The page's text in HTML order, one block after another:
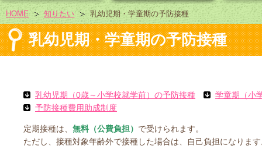
HOME 知りたい 乳幼児期・学童期の予防接種
乳幼児期・学童期の予防接種
乳幼児期（0歳～小学校就学前）の予防接種
学童期（小
予防接種費用助成制度
定期接種は、 無料（公費負担） で受けられます。
ただし、接種対象年齢外で接種した場合は、自己負担になりま